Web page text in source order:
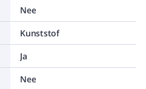
Nee
Kunststof
Ja
Nee